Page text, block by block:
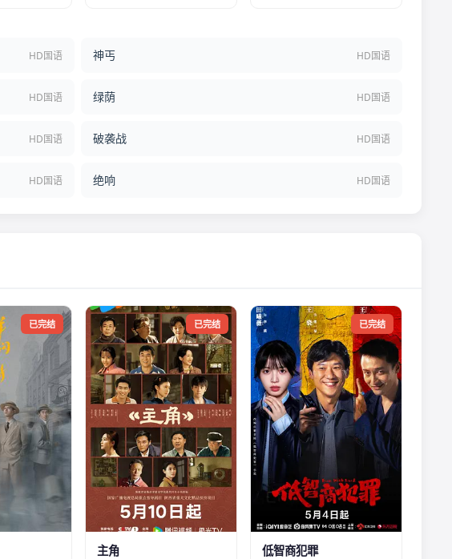
HD国语 神丐 HD国语
HD国语 绿荫 HD国语
HD国语 破袭战 HD国语
HD国语 绝响 HD国语
已完结 已完结
主角
已完结
低智商犯罪